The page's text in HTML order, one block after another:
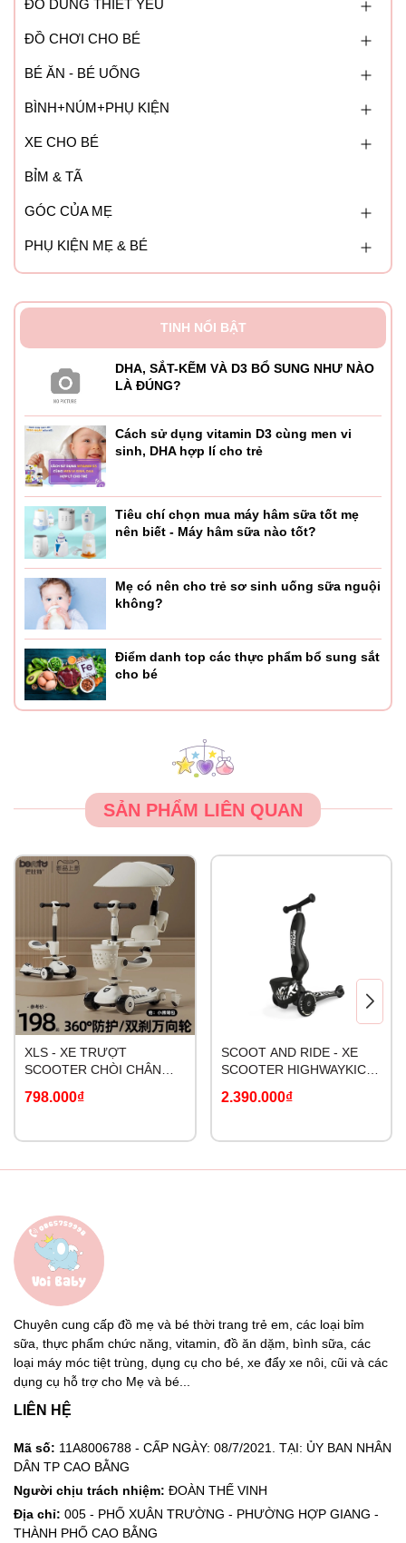
ĐỒ DÙNG THIẾT YẾU
ĐỒ CHƠI CHO BÉ
BÉ ĂN - BÉ UỐNG
BÌNH+NÚM+PHỤ KIỆN
XE CHO BÉ
BỈM & TÃ
GÓC CỦA MẸ
PHỤ KIỆN MẸ & BÉ
TINH NỔI BẬT
DHA, SẮT-KẼM VÀ D3 BỔ SUNG NHƯ NÀO
LÀ ĐÚNG?
Cách sử dụng vitamin D3 cùng men vi
sinh, DHA hợp lí cho trẻ
Tiêu chí chọn mua máy hâm sữa tốt mẹ
nên biết - Máy hâm sữa nào tốt?
Mẹ có nên cho trẻ sơ sinh uống sữa nguội
không?
Điểm danh top các thực phẩm bổ sung sắt
cho bé
SẢN PHẨM LIÊN QUAN
XLS - XE TRƯỢT
SCOOTER CHÒI CHÂN
798.000₫
SCOOT AND RIDE - XE
SCOOTER HIGHWAYKICK
2.390.000₫
Chuyên cung cấp đồ mẹ và bé thời trang trẻ em, các loại bỉm
sữa, thực phẩm chức năng, vitamin, đồ ăn dặm, bình sữa, các
loại máy móc tiệt trùng, dụng cụ cho bé, xe đẩy xe nôi, cũi và các
dụng cụ hỗ trợ cho Mẹ và bé...
LIÊN HỆ
Mã số: 11A8006788 - CẤP NGÀY: 08/7/2021. TẠI: ỦY BAN NHÂN
DÂN TP CAO BẰNG
Người chịu trách nhiệm: ĐOÀN THẾ VINH
Địa chỉ: 005 - PHỐ XUÂN TRƯỜNG - PHƯỜNG HỢP GIANG -
THÀNH PHỐ CAO BẰNG